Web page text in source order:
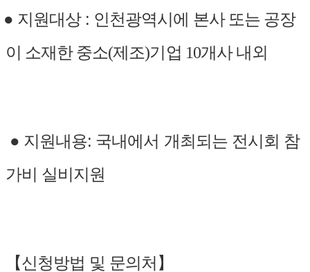
원대상: 인천광역시에 본사 또는 공장
이 소재한 중소(제조)기업 10개사 내외
● 지원내용: 국내에서 개최되는 전시회 참
가비 실비지원
【신청방법 및 문의처】